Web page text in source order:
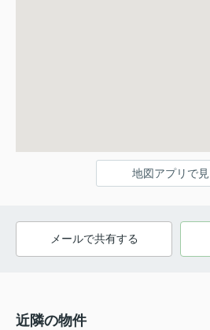
地図アプリで見
メールで共有する
近隣の物件